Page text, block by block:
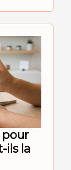
pour
ils la